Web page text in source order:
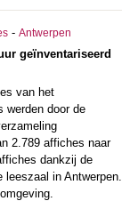
- Antwerpen
geïnventariseerd
van het
werden door de
2.789 affiches naar
dankzij de
in Antwerpen.